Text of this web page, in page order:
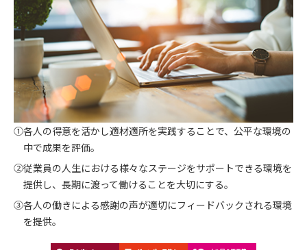
①各人の得意を活かし適材適所を実践することで、公平な環境の
中で成果を評価。
②従業員の人生における様々なステージをサポートできる環境を
提供し、長期に渡って働けることを大切にする。
③各人の働きによる感謝の声が適切にフィードバックされる環境
を提供。